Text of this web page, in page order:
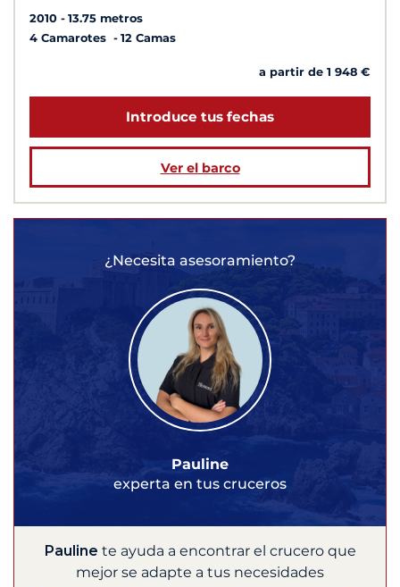
2010
13.75 metros
4 Camarotes
12 Camas
a partir de 1 948 €
Introduce tus fechas
Ver el barco
¿Necesita asesoramiento?
Pauline
experta en tus cruceros
Pauline te ayuda a encontrar el crucero que
mejor se adapte a tus necesidades